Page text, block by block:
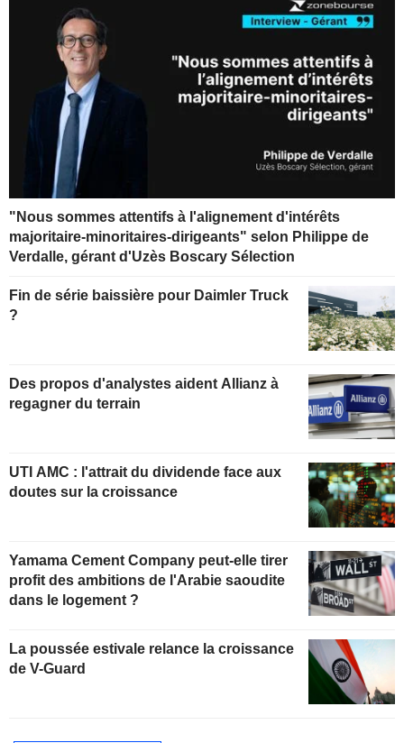
"Nous sommes attentifs à l'alignement d'intérêts
majoritaire-minoritaires-dirigeants" selon Philippe de
Verdalle, gérant d'Uzès Boscary Sélection
Fin de série baissière pour Daimler Truck
?
Des propos d'analystes aident Allianz à
regagner du terrain
UTI AMC : l'attrait du dividende face aux
doutes sur la croissance
Yamama Cement Company peut-elle tirer
profit des ambitions de l'Arabie saoudite
dans le logement ?
La poussée estivale relance la croissance
de V-Guard